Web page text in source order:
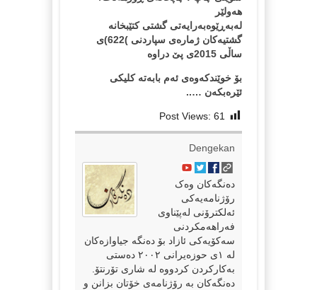
هه‌ولێر
له‌به‌ڕێوه‌به‌رایه‌تی گشتی كتێبخانه‌
گشتیه‌كان ژماره‌ی سپاردنی )622)ی
ساڵی 2015ی پێ دراوه‌
بۆ خوێندکەوەی ئەم بابەتە کلیکی
ئێرەبکەن …..
Post Views: 61
Dengekan
دەنگەکان وەک
رۆژنامەیەکی
ئەلکترۆنی لەپێناوی
فەراهەمکردنی
سەکۆیەکی ئازاد بۆ دەنگە جیاوازەکان
لە ١ی حوزەیرانی ٢٠٠٢ دەستی
بەکارکردن کردووە لە شاری تۆرنتۆ.
دەنگەکان بە رۆژنامەی خۆتان بزانن و